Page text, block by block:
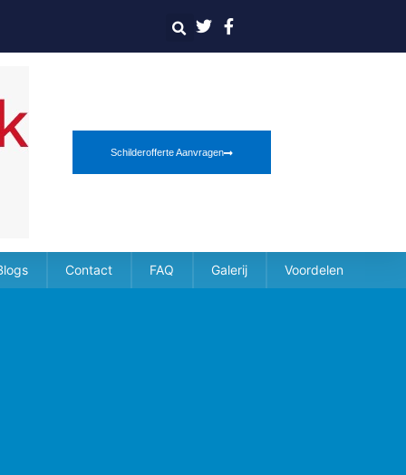
Schilderofferte Aanvragen
Contact FAQ Galerij Voordelen